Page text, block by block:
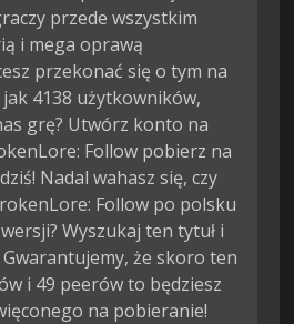
przede wszystkim
i mega oprawą
przekonać się o tym na
4138 użytkowników,
grę? Utwórz konto na
Follow pobierz na
Nadal wahasz się, czy
Follow po polsku
Wyszukaj ten tytuł i
że skoro ten
i 49 peerów to będziesz
na pobieranie!